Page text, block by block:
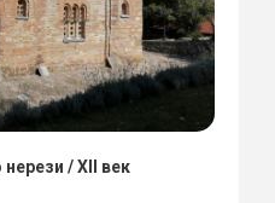
/ XII век